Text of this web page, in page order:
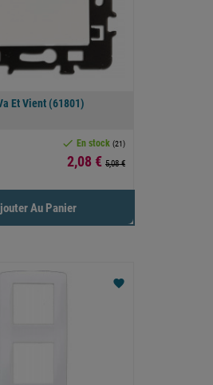
Et Vient (61801)
 En stock (21)
Prix
2,08 € 5,08 €
Au Panier
favorite